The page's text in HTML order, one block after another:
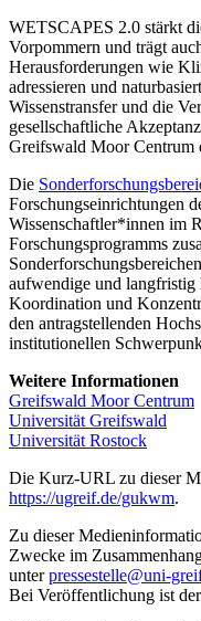
WETSCAPES 2.0 stärkt
Vorpommern und trägt
Herausforderungen wie
adressieren und
Wissenstransfer und die
gesellschaftliche
Greifswald Moor Centrum
Die
Forschungseinrichtungen
Wissenschaftler*innen im
Forschungsprogramms
aufwendige und langfristig
Koordination und
den antragstellenden
institutionellen
Weitere Informationen
Greifswald Moor Centrum
Universität Greifswald
Universität Rostock
Die Kurz-URL zu dieser
https://ugreif.de/gukwm.
Zu dieser
Zwecke im
unterpressestelle@uni-
Bei Veröffentlichung ist